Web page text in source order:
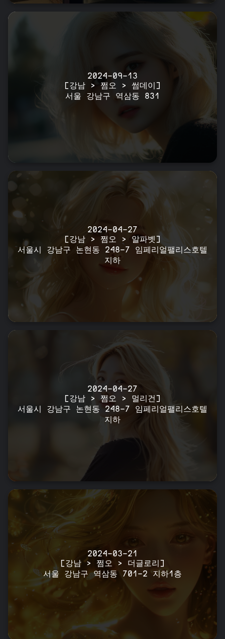
2024-09-13
[강남 > 쩜오 > 썸데이]
서울 강남구 역삼동 831
2024-04-27
[강남 > 쩜오 > 알파벳]
서울시 강남구 논현동 248-7 임페리얼팰리스호텔
지하
2024-04-27
[강남 > 쩜오 > 멀리건]
서울시 강남구 논현동 248-7 임페리얼팰리스호텔
지하
2024-03-21
[강남 > 쩜오 > 더글로리]
서울 강남구 역삼동 701-2 지하1층